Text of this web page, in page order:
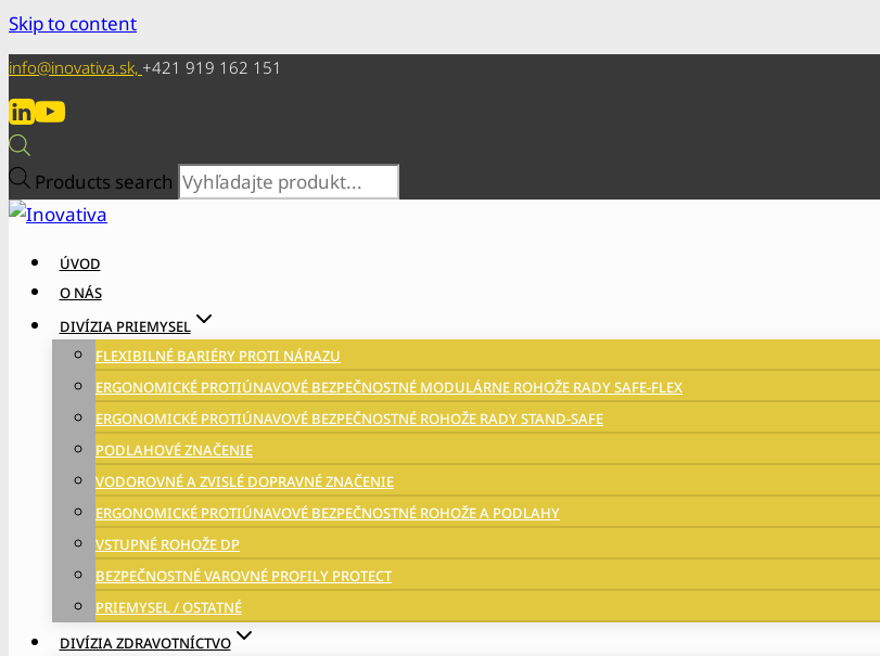
Skip to content
info@inovativa.sk, +421 919 162 151
Products search
ÚVOD
O NÁS
DIVÍZIA PRIEMYSEL
FLEXIBILNÉ BARIÉRY PROTI NÁRAZU
ERGONOMICKÉ PROTIÚNAVOVÉ BEZPEČNOSTNÉ MODULÁRNE ROHOŽE RADY SAFE-FLEX
ERGONOMICKÉ PROTIÚNAVOVÉ BEZPEČNOSTNÉ ROHOŽE RADY STAND-SAFE
PODLAHOVÉ ZNAČENIE
VODOROVNÉ A ZVISLÉ DOPRAVNÉ ZNAČENIE
ERGONOMICKÉ PROTIÚNAVOVÉ BEZPEČNOSTNÉ ROHOŽE A PODLAHY
VSTUPNÉ ROHOŽE DP
BEZPEČNOSTNÉ VAROVNÉ PROFILY PROTECT
PRIEMYSEL / OSTATNÉ
DIVÍZIA ZDRAVOTNÍCTVO